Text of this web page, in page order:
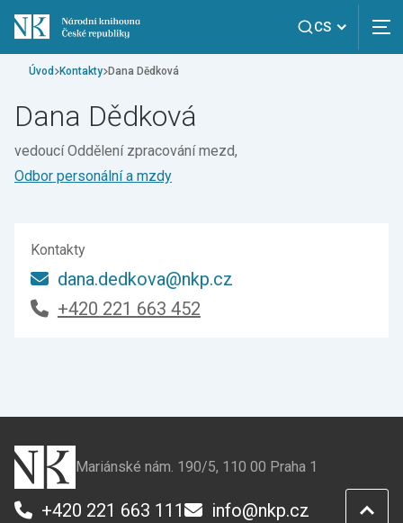
CS
Úvod Kontakty Dana Dědková
Dana Dědková
vedoucí Oddělení zpracování mezd,
Odbor personální a mzdy
Kontakty
dana.dedkova@nkp.cz
+420 221 663 452
Mariánské nám. 190/5, 110 00 Praha 1
+420 221 663 111 info@nkp.cz